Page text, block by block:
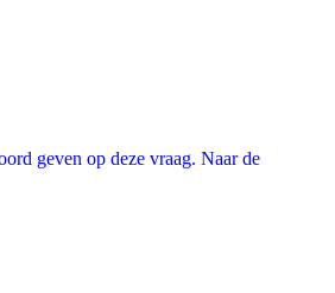
geven op deze vraag. Naar de